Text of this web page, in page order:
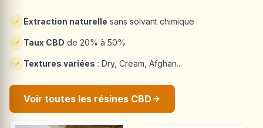
Extraction naturelle sans solvant chimique
Taux CBD de 20% à 50%
Textures variées : Dry, Cream, Afghan...
Voir toutes les résines CBD